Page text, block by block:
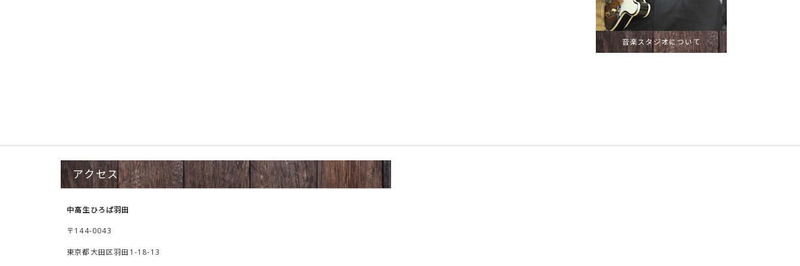
音楽スタジオについて
アクセス
中高生ひろば羽田
〒144-0043
東京都大田区羽田1-18-13